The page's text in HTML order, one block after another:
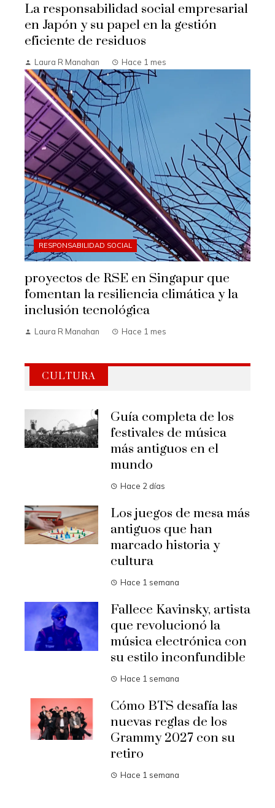
La responsabilidad social empresarial
en Japón y su papel en la gestión
eficiente de residuos
Laura R Manahan Hace 1 mes
RESPONSABILIDAD SOCIAL
proyectos de RSE en Singapur que
fomentan la resiliencia climática y la
inclusión tecnológica
Laura R Manahan Hace 1 mes
CULTURA
Guía completa de los
festivales de música
más antiguos en el
mundo
Hace 2 días
Los juegos de mesa más
antiguos que han
marcado historia y
cultura
Hace 1 semana
Fallece Kavinsky, artista
que revolucionó la
música electrónica con
su estilo inconfundible
Hace 1 semana
Cómo BTS desafía las
nuevas reglas de los
Grammy 2027 con su
retiro
Hace 1 semana